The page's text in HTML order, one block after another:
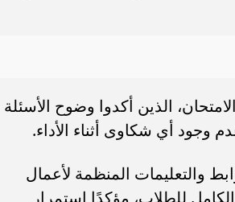
الذين أكدوا وضوح الأسئلة
وجود أي شكاوى أثناء الأداء.
والتعليمات المنظمة لأعمال
للطلاب، مؤكدًا استمرار